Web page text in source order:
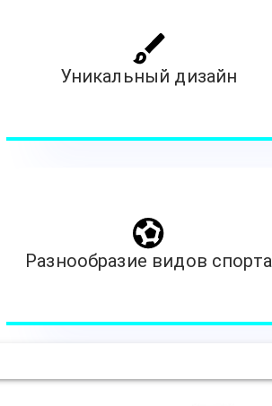
Уникальный дизайн
Разнообразие видов спорта